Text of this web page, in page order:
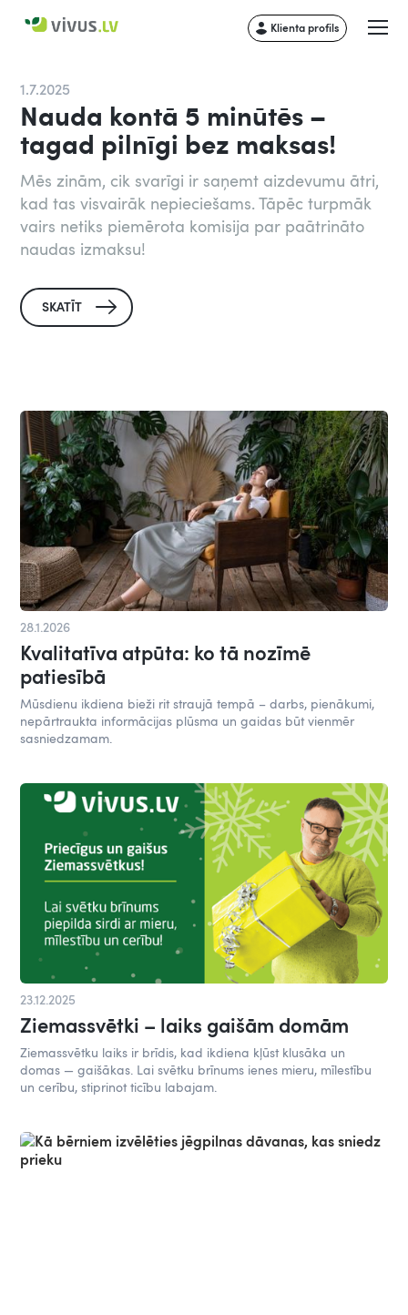
Klienta profils
1.7.2025
Nauda kontā 5 minūtēs –
tagad pilnīgi bez maksas!
Mēs zinām, cik svarīgi ir saņemt aizdevumu ātri,
kad tas visvairāk nepieciešams. Tāpēc turpmāk
vairs netiks piemērota komisija par paātrināto
naudas izmaksu!
SKATĪT
28.1.2026
Kvalitatīva atpūta: ko tā nozīmē
patiesībā
Mūsdienu ikdiena bieži rit straujā tempā – darbs, pienākumi,
nepārtraukta informācijas plūsma un gaidas būt vienmēr
sasniedzamam.
23.12.2025
Ziemassvētki – laiks gaišām domām
Ziemassvētku laiks ir brīdis, kad ikdiena kļūst klusāka un
domas — gaišākas. Lai svētku brīnums ienes mieru, mīlestību
un cerību, stiprinot ticību labajam.